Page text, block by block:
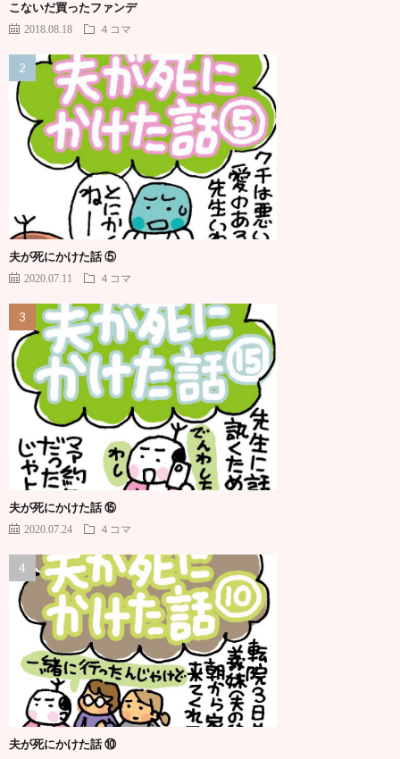
こないだ買ったファンデ
2018.08.18 ４コマ
夫が死にかけた話 ⑤
2020.07.11 ４コマ
夫が死にかけた話 ⑮
2020.07.24 ４コマ
夫が死にかけた話 ⑩